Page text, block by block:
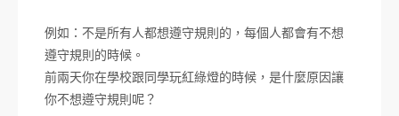
例如：不是所有人都想遵守規則的，每個人都會有不想
遵守規則的時候。
前兩天你在學校跟同學玩紅綠燈的時候，是什麼原因讓
你不想遵守規則呢？